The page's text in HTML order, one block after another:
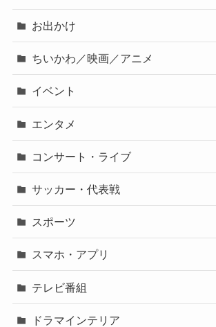
お出かけ
ちいかわ／映画／アニメ
イベント
エンタメ
コンサート・ライブ
サッカー・代表戦
スポーツ
スマホ・アプリ
テレビ番組
ドラマインテリア